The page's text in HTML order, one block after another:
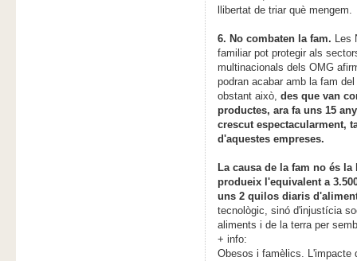
llibertat de triar què mengem.
6. No combaten la fam. Les
familiar pot protegir als
multinacionals dels OMG
podran acabar amb la fam
obstant això, des que van
productes, ara fa uns 15
crescut espectacularment,
d'aquestes empreses.
La causa de la fam no és
produeix l'equivalent a
uns 2 quilos diaris
tecnològic, sinó d'injustícia
aliments i de la terra per
+ info:
Obesos i famèlics. L'impacte